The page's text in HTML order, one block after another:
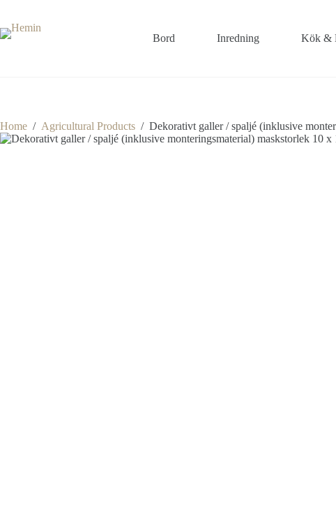
content
Bord Inredning Kök &
Home / Agricultural Products / Dekorativt galler / spaljé (inklusive